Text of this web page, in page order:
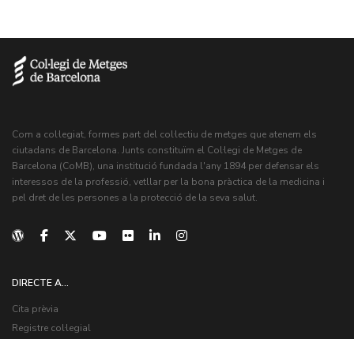
Com a col·legiat, formes part del col·lectiu de metges que atenem els
ciutadans de Barcelona. Junts constituïm el Col·legi de Metges de
Barcelona (CoMB), una institució fundada l'any 1894 per defensar els
interessos de la professió, vetllar per la bona pràctica de la medicina i
pel dret de les persones a la protecció de la seva salut.
DIRECTE A...
Cita prèvia
Registre col·legial